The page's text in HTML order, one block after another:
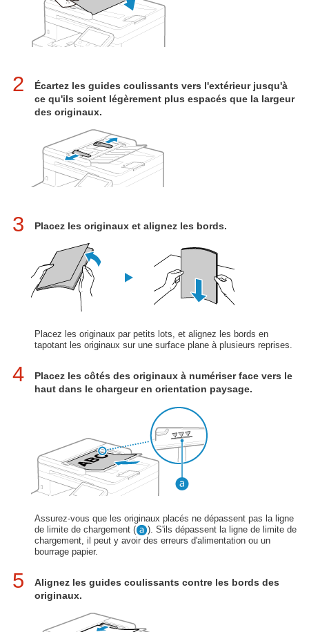
2
Écartez les guides coulissants vers l'extérieur jusqu'à
ce qu'ils soient légèrement plus espacés que la largeur
des originaux.
3 Placez les originaux et alignez les bords.
Placez les originaux par petits lots, et alignez les bords en
tapotant les originaux sur une surface plane à plusieurs reprises.
4
Placez les côtés des originaux à numériser face vers le
haut dans le chargeur en orientation paysage.
Assurez-vous que les originaux placés ne dépassent pas la ligne
de limite de chargement (
). S'ils dépassent la ligne de limite de
chargement, il peut y avoir des erreurs d'alimentation ou un
bourrage papier.
5
Alignez les guides coulissants contre les bords des
originaux.